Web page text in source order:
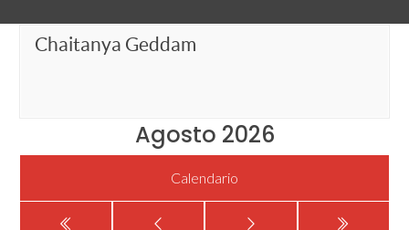
Chaitanya Geddam
Agosto 2026
Calendario